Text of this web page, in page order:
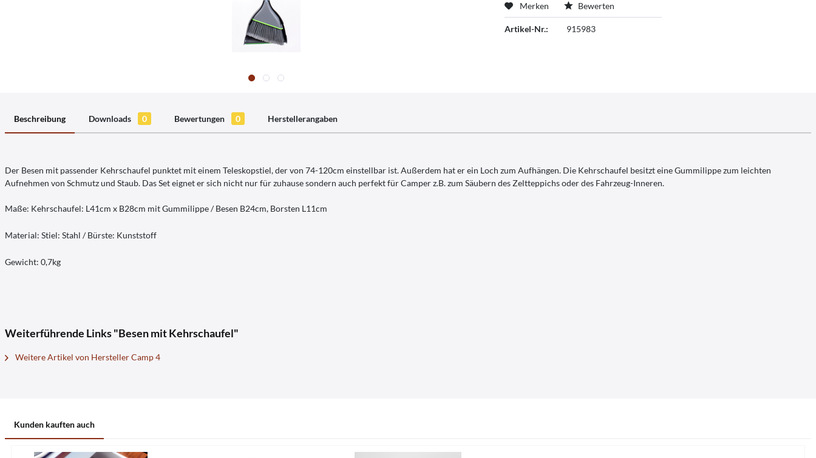
Merken Bewerten
Artikel-Nr.: 915983
Beschreibung Downloads 0 Bewertungen 0 Herstellerangaben
Der Besen mit passender Kehrschaufel punktet mit einem Teleskopstiel, der von 74-120cm einstellbar ist. Außerdem hat er ein Loch zum Aufhängen. Die Kehrschaufel besitzt eine Gummilippe zum leichten
Aufnehmen von Schmutz und Staub. Das Set eignet er sich nicht nur für zuhause sondern auch perfekt für Camper z.B. zum Säubern des Zeltteppichs oder des Fahrzeug-Inneren.
Maße: Kehrschaufel: L41cm x B28cm mit Gummilippe / Besen B24cm, Borsten L11cm
Material: Stiel: Stahl / Bürste: Kunststoff
Gewicht: 0,7kg
Weiterführende Links "Besen mit Kehrschaufel"
Weitere Artikel von Hersteller Camp 4
Kunden kauften auch